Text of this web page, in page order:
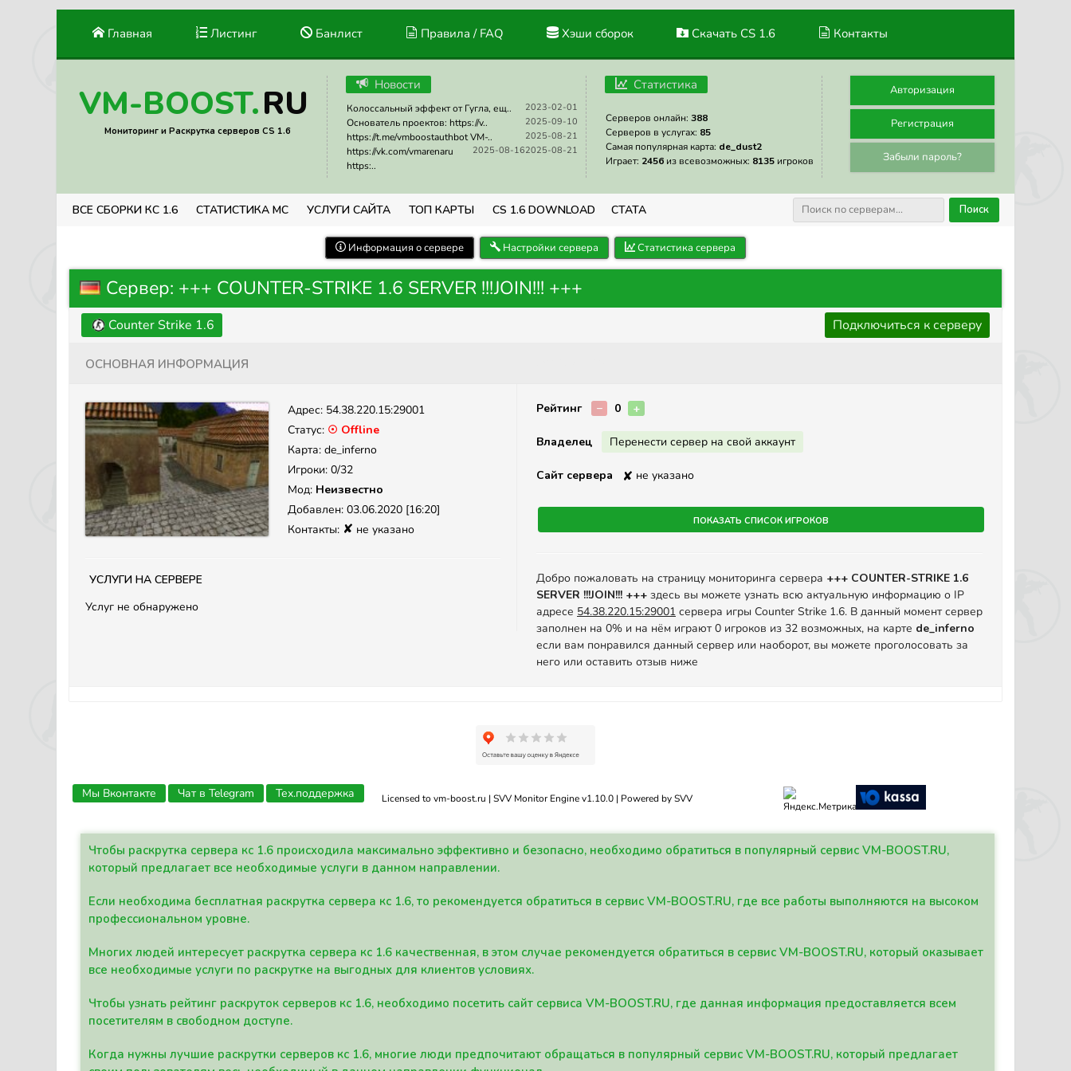
Главная Листинг Банлист Правила / FAQ Хэши сборок Скачать CS 1.6 Контакты
VM-BOOST.RU
Мониторинг и Раскрутка серверов CS 1.6
Новости
2023-02-01
Колоссальный эффект от Гугла, ещ..
2025-09-10
Основатель проектов: https://v..
2025-08-21
https://t.me/vmboostauthbot VM-..
2025-08-21
2025-08-16
https://vk.com/vmarenaru
https:..
Статистика
Серверов онлайн: 388
Серверов в услугах: 85
Самая популярная карта: de_dust2
Играет: 2456 из всевозможных: 8135 игроков
Авторизация
Регистрация
Забыли пароль?
ВСЕ СБОРКИ КС 1.6 СТАТИСТИКА МС УСЛУГИ САЙТА ТОП КАРТЫ CS 1.6 DOWNLOAD СТАТА Поиск
Информация о сервере Настройки сервера Статистика сервера
Сервер: +++ COUNTER-STRIKE 1.6 SERVER !!!JOIN!!! +++
Counter Strike 1.6 Подключиться к серверу
Основная информация
Адрес: 54.38.220.15:29001
Статус: ☉ Offline
Карта: de_inferno
Игроки: 0/32
Мод: Неизвестно
Добавлен: 03.06.2020 [16:20]
Контакты: ✘ не указано
Услуги на сервере
Услуг не обнаружено
Рейтинг − 0 +
Владелец Перенести сервер на свой аккаунт
Сайт сервера ✘ не указано
Показать список игроков
Добро пожаловать на страницу мониторинга сервера +++ COUNTER-STRIKE 1.6
SERVER !!!JOIN!!! +++ здесь вы можете узнать всю актуальную информацию о IP
адресе 54.38.220.15:29001 сервера игры Counter Strike 1.6. В данный момент сервер
заполнен на 0% и на нём играют 0 игроков из 32 возможных, на карте de_inferno
если вам понравился данный сервер или наоборот, вы можете проголосовать за
него или оставить отзыв ниже
Licensed to vm-boost.ru | SVV Monitor Engine v1.10.0 | Powered by SVV
Мы Вконтакте Чат в Telegram Тех.поддержка
Чтобы раскрутка сервера кс 1.6 происходила максимально эффективно и безопасно, необходимо обратиться в популярный сервис VM-BOOST.RU,
который предлагает все необходимые услуги в данном направлении.
Если необходима бесплатная раскрутка сервера кс 1.6, то рекомендуется обратиться в сервис VM-BOOST.RU, где все работы выполняются на высоком
профессиональном уровне.
Многих людей интересует раскрутка сервера кс 1.6 качественная, в этом случае рекомендуется обратиться в сервис VM-BOOST.RU, который оказывает
все необходимые услуги по раскрутке на выгодных для клиентов условиях.
Чтобы узнать рейтинг раскруток серверов кс 1.6, необходимо посетить сайт сервиса VM-BOOST.RU, где данная информация предоставляется всем
посетителям в свободном доступе.
Когда нужны лучшие раскрутки серверов кс 1.6, многие люди предпочитают обращаться в популярный сервис VM-BOOST.RU, который предлагает